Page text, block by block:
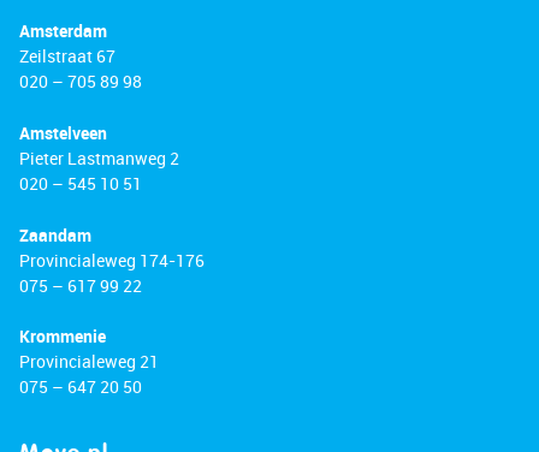
Amsterdam
Zeilstraat 67
020 – 705 89 98
Amstelveen
Pieter Lastmanweg 2
020 – 545 10 51
Zaandam
Provincialeweg 174-176
075 – 617 99 22
Krommenie
Provincialeweg 21
075 – 647 20 50